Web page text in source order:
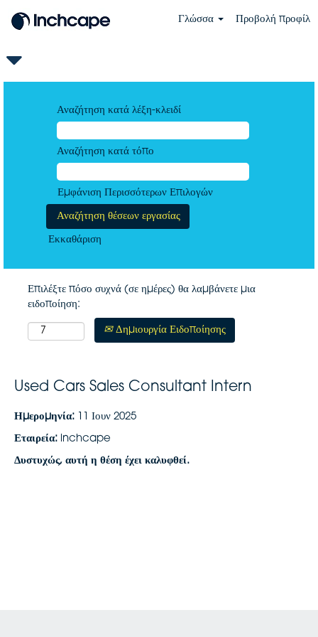
Γλώσσα Προβολή προφίλ
Αναζήτηση κατά λέξη-κλειδί
Αναζήτηση κατά τόπο
Εμφάνιση Περισσότερων Επιλογών
Εκκαθάριση
Επιλέξτε πόσο συχνά (σε ημέρες) θα λαμβάνετε μια
ειδοποίηση:
Δημιουργία Ειδοποίησης
Used Cars Sales Consultant Intern
Ημερομηνία: 11 Ιουν 2025
Εταιρεία: inchcape
Δυστυχώς, αυτή η θέση έχει καλυφθεί.